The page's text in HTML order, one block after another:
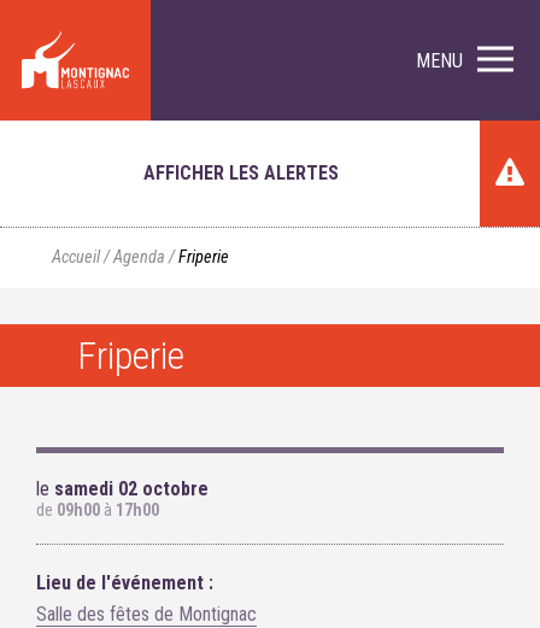
MENU
AFFICHER LES ALERTES
Accueil/Agenda /Friperie
Friperie
le samedi 02 octobre
de 09h00 à 17h00
Lieu de l'événement :
Salle des fêtes de Montignac